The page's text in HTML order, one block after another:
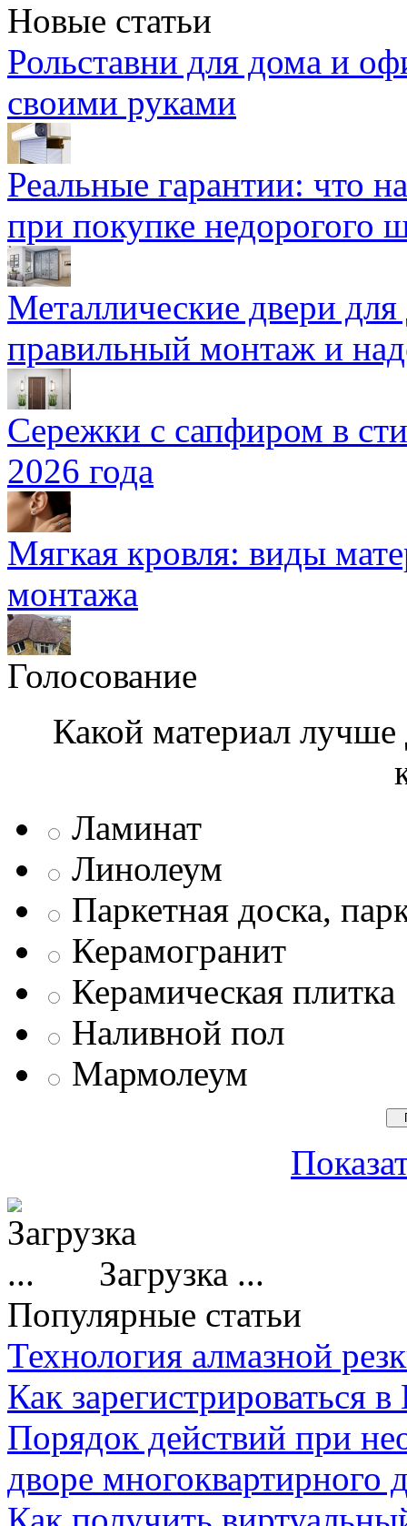
Новые статьи
Рольставни для дома и
своими руками
Реальные гарантии: что
при покупке недорогого
Металлические двери
правильный монтаж и
Сережки с сапфиром в
2026 года
Мягкая кровля: виды
монтажа
Голосование
Какой материал
Ламинат
Линолеум
Паркетная доска,
Керамогранит
Керамическая плитка
Наливной пол
Мармолеум
Загрузка ...
Популярные статьи
Технология алмазной
Как зарегистрироваться
Порядок действий при
дворе многоквартирного